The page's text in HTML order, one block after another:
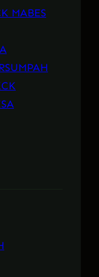
MABES